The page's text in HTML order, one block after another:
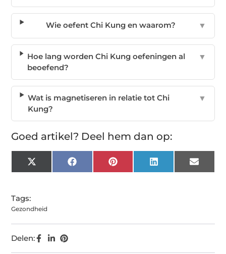
Wie oefent Chi Kung en waarom? ▼
Hoe lang worden Chi Kung oefeningen al
beoefend?
▼
Wat is magnetiseren in relatie tot Chi
Kung?
▼
Goed artikel? Deel hem dan op:
X
(Twitter)
FacebookPinterest LinkedIn Email
Tags:
Gezondheid
Delen: